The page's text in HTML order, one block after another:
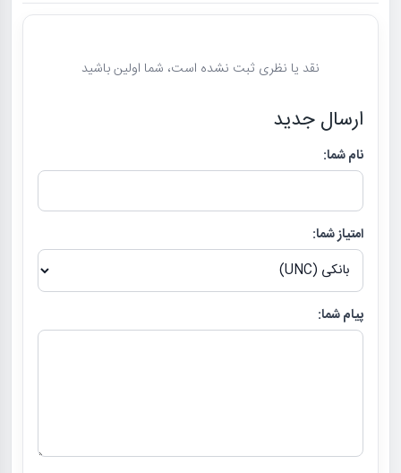
نقد یا نظری ثبت نشده است، شما اولین باشید
ارسال جدید
نام شما:
امتیاز شما:
پیام شما: